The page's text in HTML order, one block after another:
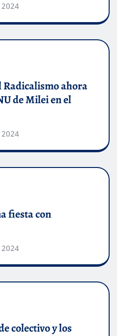
2024
Radicalismo ahora
de Milei en el
2024
fiesta con
2024
colectivo y los